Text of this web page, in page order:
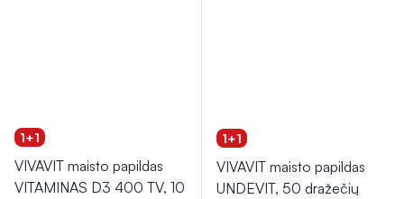
1+1
VIVAVIT maisto papildas
VITAMINAS D3 400 TV, 10
1+1
VIVAVIT maisto papildas
UNDEVIT, 50 dražečių